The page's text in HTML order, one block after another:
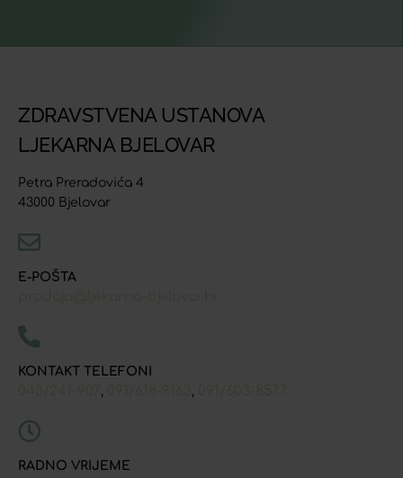
ZDRAVSTVENA USTANOVA
LJEKARNA BJELOVAR
Petra Preradovića 4
43000 Bjelovar
E-POŠTA
KONTAKT TELEFONI
, ,
RADNO VRIJEME